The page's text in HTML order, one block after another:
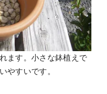
ます。小さな鉢植えで
やすいです。